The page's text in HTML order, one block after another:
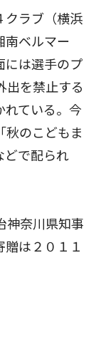
クラブ（横浜
南ベルマー
には選手のプ
出を禁止する
れている。今
秋のこどもま
どで配られ
神奈川県知事
は２０１１